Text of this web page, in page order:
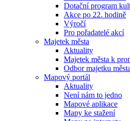
Dotační program
Akce po 22. hodině
Výročí
Pro pořadatelé akcí
Majetek města
Aktuality
Majetek města k
Odbor majetku
Mapový portál
Aktuality
Není nám to jedno
Mapové aplikace
Mapy ke stažení